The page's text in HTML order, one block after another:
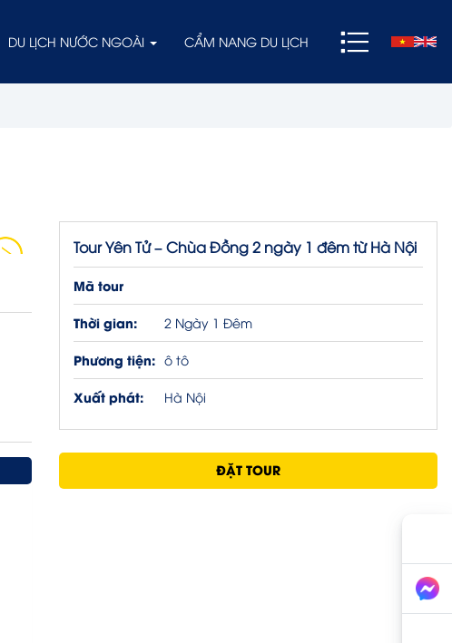
DU LỊCH NƯỚC NGOÀI CẨM NANG DU LỊCH
Tour Yên Tử – Chùa Đồng 2 ngày 1 đêm từ Hà Nội
Mã tour
Thời gian:
2 Ngày 1 Đêm
Phương tiện: ô tô
Xuất phát: Hà Nội
ĐẶT TOUR